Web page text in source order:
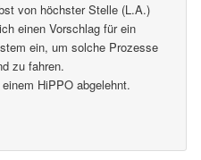
von höchster Stelle (L.A.)
einen Vorschlag für ein
ein, um solche Prozesse
zu fahren.
HiPPO abgelehnt.